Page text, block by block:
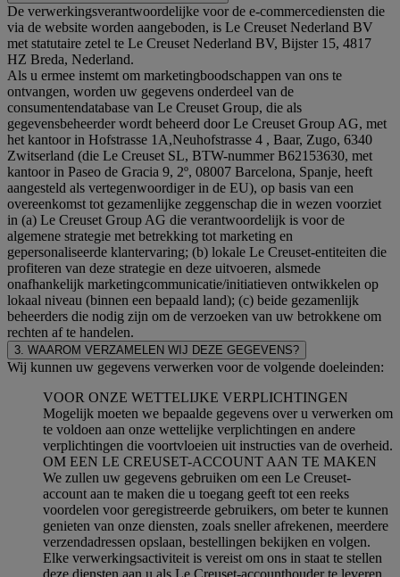
De verwerkingsverantwoordelijke voor de e-commercediensten die
via de website worden aangeboden, is Le Creuset Nederland BV
met statutaire zetel te Le Creuset Nederland BV, Bijster 15, 4817
HZ Breda, Nederland.
Als u ermee instemt om marketingboodschappen van ons te
ontvangen, worden uw gegevens onderdeel van de
consumentendatabase van Le Creuset Group, die als
gegevensbeheerder wordt beheerd door Le Creuset Group AG, met
het kantoor in Hofstrasse 1A,Neuhofstrasse 4 , Baar, Zugo, 6340
Zwitserland (die Le Creuset SL, BTW-nummer B62153630, met
kantoor in Paseo de Gracia 9, 2º, 08007 Barcelona, Spanje, heeft
aangesteld als vertegenwoordiger in de EU), op basis van een
overeenkomst tot gezamenlijke zeggenschap die in wezen voorziet
in (a) Le Creuset Group AG die verantwoordelijk is voor de
algemene strategie met betrekking tot marketing en
gepersonaliseerde klantervaring; (b) lokale Le Creuset-entiteiten die
profiteren van deze strategie en deze uitvoeren, alsmede
onafhankelijk marketingcommunicatie/initiatieven ontwikkelen op
lokaal niveau (binnen een bepaald land); (c) beide gezamenlijk
beheerders die nodig zijn om de verzoeken van uw betrokkene om
rechten af te handelen.
3. WAAROM VERZAMELEN WIJ DEZE GEGEVENS?
Wij kunnen uw gegevens verwerken voor de volgende doeleinden:
VOOR ONZE WETTELIJKE VERPLICHTINGEN
Mogelijk moeten we bepaalde gegevens over u verwerken om
te voldoen aan onze wettelijke verplichtingen en andere
verplichtingen die voortvloeien uit instructies van de overheid.
OM EEN LE CREUSET-ACCOUNT AAN TE MAKEN
We zullen uw gegevens gebruiken om een Le Creuset-
account aan te maken die u toegang geeft tot een reeks
voordelen voor geregistreerde gebruikers, om beter te kunnen
genieten van onze diensten, zoals sneller afrekenen, meerdere
verzendadressen opslaan, bestellingen bekijken en volgen.
Elke verwerkingsactiviteit is vereist om ons in staat te stellen
deze diensten aan u als Le Creuset-accounthouder te leveren.